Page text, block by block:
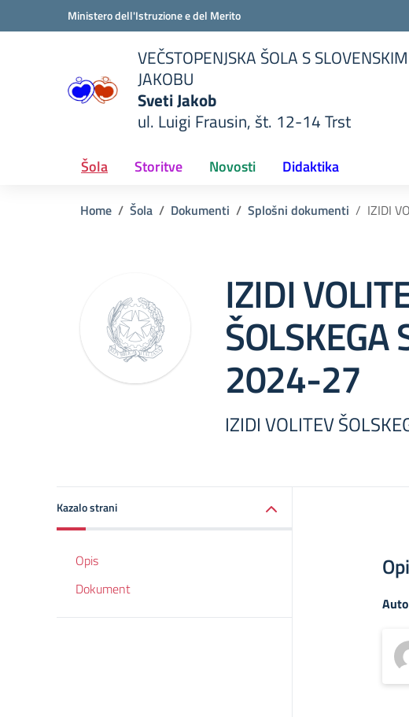
Vai ai contenuti
Vai al menu di navigazioneMinistero dell'Istruzione e del Merito
VEČSTOPENJSKA ŠOLA S
JAKOBU
Sveti Jakob
ul. Luigi Frausin, št. 12-14 Trst
Šola Storitve Novosti Didaktika
Home Šola Dokumenti Splošni dokumenti IZIDI
IZIDI
ŠOLSKEGA
2024-27
IZIDI VOLITEV
Kazalo strani
Opis
Dokument